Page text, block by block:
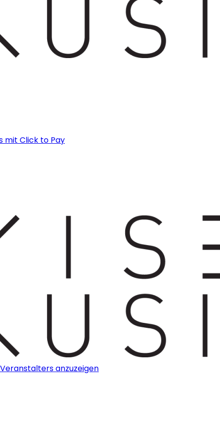
mit Click to Pay
anzuzeigen